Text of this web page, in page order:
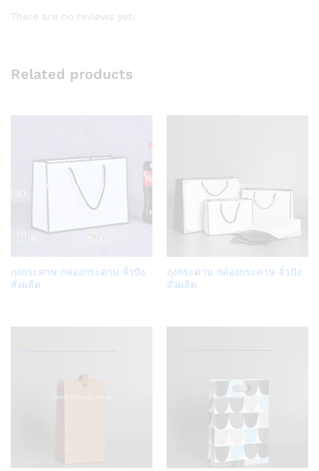
There are no reviews yet.
Related products
Add
ถุงกระดาษ กล่องกระดาษ จั่วปัง
สั่งผลิต
Add
ถุงกระดาษ กล่องกระดาษ จั่วปัง
สั่งผลิต